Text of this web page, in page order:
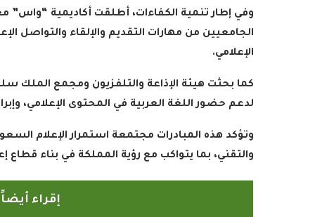
وفي إطار تنمية الكفاءات، أطلقت أكاديمية “واس”
الجامعيين من مهارات التقديم والإلقاء والتواصل
الإعلامي.
كما بحثت هيئة الإذاعة والتلفزيون ومجمع الملك
لدعم حضور اللغة العربية في المحتوى الإعلامي،
وتؤكد هذه المبادرات مجتمعة استمرار الإعلام
والتقني، بما يتواكب مع رؤية المملكة في بناء قطاع
إقراء